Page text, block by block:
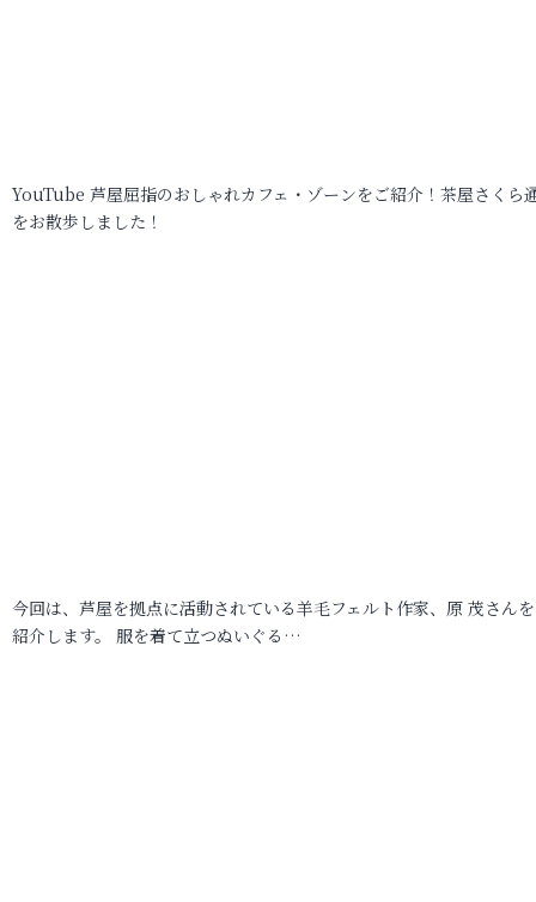
YouTube 芦屋屈指のおしゃれカフェ・ゾーンをご紹介！茶屋さくら
をお散歩しました！
今回は、芦屋を拠点に活動されている羊毛フェルト作家、原 茂さん
紹介します。 服を着て立つぬいぐる…